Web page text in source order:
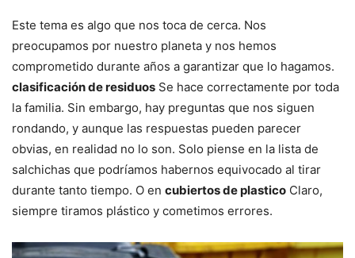
Este tema es algo que nos toca de cerca. Nos
preocupamos por nuestro planeta y nos hemos
comprometido durante años a garantizar que lo hagamos.
clasificación de residuos Se hace correctamente por toda
la familia. Sin embargo, hay preguntas que nos siguen
rondando, y aunque las respuestas pueden parecer
obvias, en realidad no lo son. Solo piense en la lista de
salchichas que podríamos habernos equivocado al tirar
durante tanto tiempo. O en cubiertos de plastico Claro,
siempre tiramos plástico y cometimos errores.